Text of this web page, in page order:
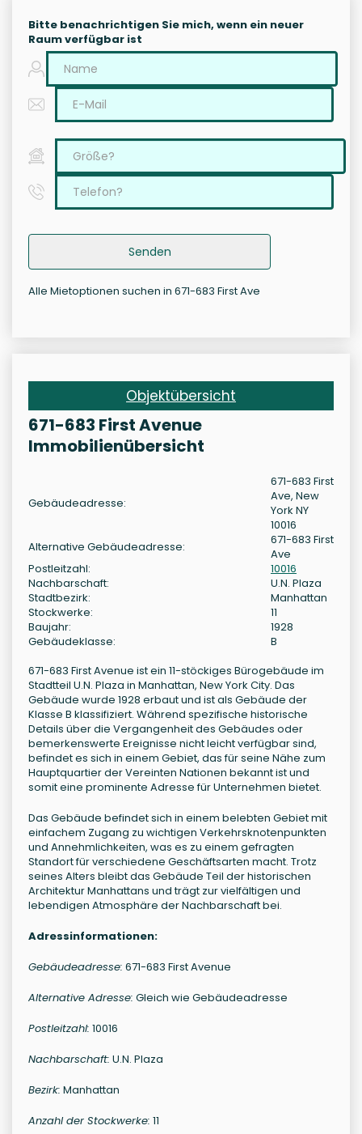
Bitte benachrichtigen Sie mich, wenn ein neuer
Raum verfügbar ist
Senden
Alle Mietoptionen suchen in 671-683 First Ave
Objektübersicht
671-683 First Avenue
Immobilienübersicht
Gebäudeadresse:
671-683 First
Ave, New
York NY
10016
Alternative Gebäudeadresse:
671-683 First
Ave
Postleitzahl:
10016
Nachbarschaft:
U.N. Plaza
Stadtbezirk:
Manhattan
Stockwerke:
11
Baujahr:
1928
Gebäudeklasse:
B
671-683 First Avenue ist ein 11-stöckiges Bürogebäude im
Stadtteil U.N. Plaza in Manhattan, New York City. Das
Gebäude wurde 1928 erbaut und ist als Gebäude der
Klasse B klassifiziert. Während spezifische historische
Details über die Vergangenheit des Gebäudes oder
bemerkenswerte Ereignisse nicht leicht verfügbar sind,
befindet es sich in einem Gebiet, das für seine Nähe zum
Hauptquartier der Vereinten Nationen bekannt ist und
somit eine prominente Adresse für Unternehmen bietet.
Das Gebäude befindet sich in einem belebten Gebiet mit
einfachem Zugang zu wichtigen Verkehrsknotenpunkten
und Annehmlichkeiten, was es zu einem gefragten
Standort für verschiedene Geschäftsarten macht. Trotz
seines Alters bleibt das Gebäude Teil der historischen
Architektur Manhattans und trägt zur vielfältigen und
lebendigen Atmosphäre der Nachbarschaft bei.
Adressinformationen:
Gebäudeadresse: 671-683 First Avenue
Alternative Adresse: Gleich wie Gebäudeadresse
Postleitzahl: 10016
Nachbarschaft: U.N. Plaza
Bezirk: Manhattan
Anzahl der Stockwerke: 11